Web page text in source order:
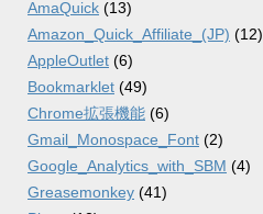
AmaQuick (13)
Amazon_Quick_Affiliate_(JP) (12)
AppleOutlet (6)
Bookmarklet (49)
Chrome拡張機能 (6)
Gmail_Monospace_Font (2)
Google_Analytics_with_SBM (4)
Greasemonkey (41)